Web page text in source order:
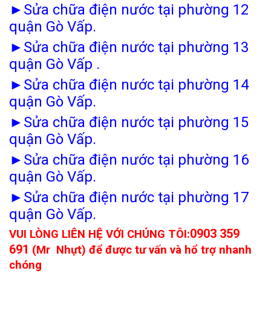
► Sửa chữa điện nước tại phường 12
quận Gò Vấp.
► Sửa chữa điện nước tại phường 13
quận Gò Vấp .
► Sửa chữa điện nước tại phường 14
quận Gò Vấp.
► Sửa chữa điện nước tại phường 15
quận Gò Vấp.
► Sửa chữa điện nước tại phường 16
quận Gò Vấp.
► Sửa chữa điện nước tại phường 17
quận Gò Vấp.
VUI LÒNG LIÊN HỆ VỚI CHÚNG TÔI:0903 359
691 (Mr Nhựt) để được tư vấn và hổ trợ nhanh
chóng